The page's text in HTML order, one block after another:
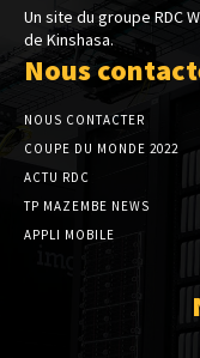
Un site du groupe RDC
de Kinshasa.
Nous
NOUS CONTACTER
COUPE DU MONDE 2022
ACTU RDC
TP MAZEMBE NEWS
APPLI MOBILE